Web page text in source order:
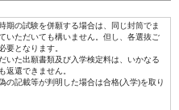
期の試験を併願する場合は、同じ封筒でま
いただいても構いません。但し、各選抜ご
要となります。
いた出願書類及び入学検定料は、いかなる
返還できません。
の記載等が判明した場合は合格(入学)を取り